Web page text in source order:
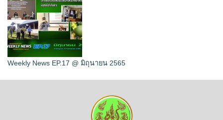
Weekly News EP.17 @ มิถุนายน 2565